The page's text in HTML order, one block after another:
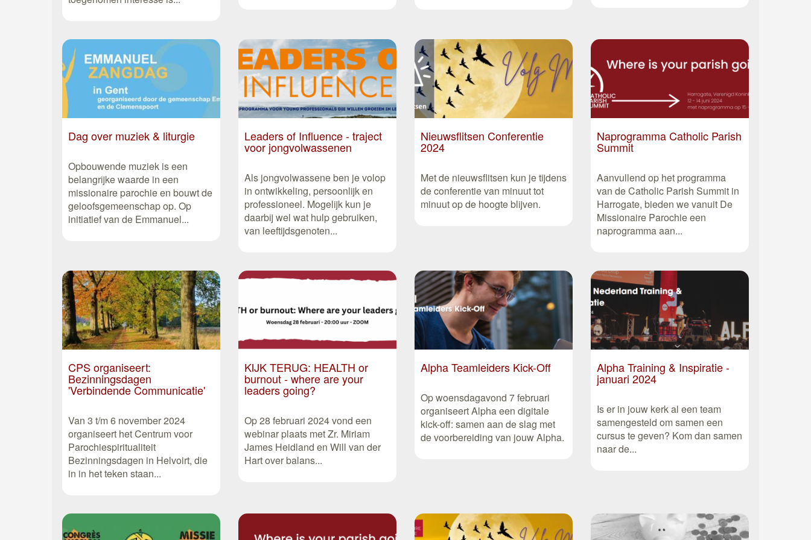
Dag over muziek & liturgie
Opbouwende muziek is een
belangrijke waarde in een
missionaire parochie en bouwt de
geloofsgemeenschap op. Op
initiatief van de Emmanuel...
Leaders of Influence - traject
voor jongvolwassenen
Als jongvolwassene ben je volop
in ontwikkeling, persoonlijk en
professioneel. Mogelijk kun je
daarbij wel wat hulp gebruiken,
van leeftijdsgenoten...
Nieuwsflitsen Conferentie
2024
Met de nieuwsflitsen kun je tijdens
de conferentie van minuut tot
minuut op de hoogte blijven.
Naprogramma Catholic Parish
Summit
Aanvullend op het programma
van de Catholic Parish Summit in
Harrogate, bieden we vanuit De
Missionaire Parochie een
naprogramma aan...
CPS organiseert:
Bezinningsdagen
'Verbindende Communicatie'
Van 3 t/m 6 november 2024
organiseert het Centrum voor
Parochiespiritualiteit
Bezinningsdagen in Helvoirt, die
in in het teken staan...
KIJK TERUG: HEALTH or
burnout - where are your
leaders going?
Op 28 februari 2024 vond een
webinar plaats met Zr. Miriam
James Heidland en Will van der
Hart over balans...
Alpha Teamleiders Kick-Off
Op woensdagavond 7 februari
organiseert Alpha een digitale
kick-off: samen aan de slag met
de voorbereiding van jouw Alpha.
Alpha Training & Inspiratie -
januari 2024
Is er in jouw kerk al een team
samengesteld om samen een
cursus te geven? Kom dan samen
naar de...